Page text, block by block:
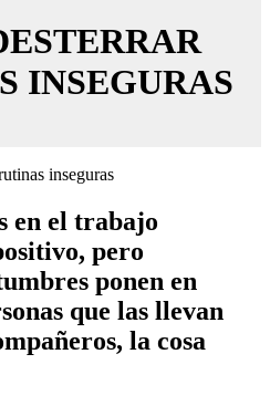
INSEGURAS
en el trabajo
pero
ponen en
que las llevan
la cosa